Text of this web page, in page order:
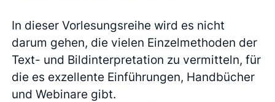
In dieser Vorlesungsreihe wird es nicht
darum gehen, die vielen Einzelmethoden der
Text- und Bildinterpretation zu vermitteln, für
die es exzellente Einführungen, Handbücher
und Webinare gibt.